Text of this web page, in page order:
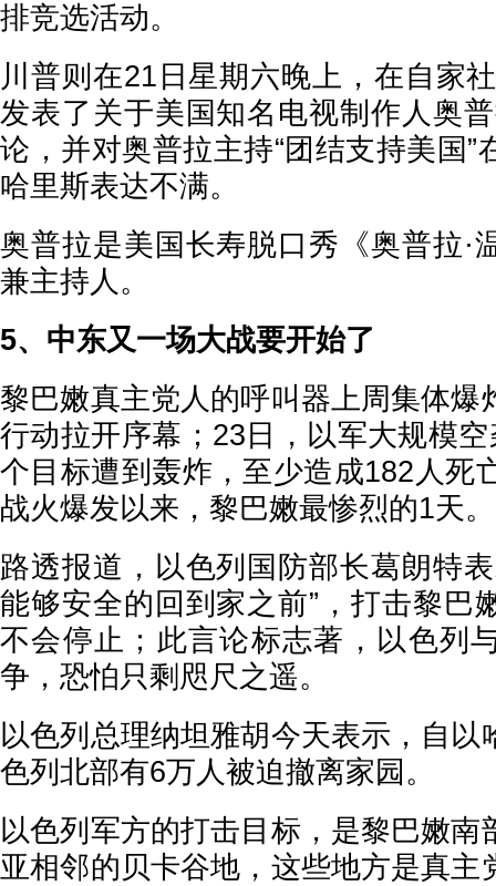
排竞选活动。
川普则在21日星期六晚上，在自家
发表了关于美国知名电视制作人奥
论，并对奥普拉主持“团结支持美国”
哈里斯表达不满。
奥普拉是美国长寿脱口秀《奥普拉·
兼主持人。
5、中东又一场大战要开始了
黎巴嫩真主党人的呼叫器上周集体爆
行动拉开序幕；23日，以军大规模
个目标遭到轰炸，至少造成182人死
战火爆发以来，黎巴嫩最惨烈的1天。
路透报道，以色列国防部长葛朗特
能够安全的回到家之前”，打击黎巴
不会停止；此言论标志著，以色列
争，恐怕只剩咫尺之遥。
以色列总理纳坦雅胡今天表示，自以
色列北部有6万人被迫撤离家园。
以色列军方的打击目标，是黎巴嫩南
亚相邻的贝卡谷地，这些地方是真主